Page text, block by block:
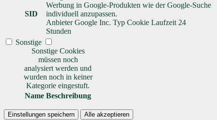
SID
Werbung in Google-Produkten wie der Google-Suche
individuell anzupassen.
Anbieter Google Inc. Typ Cookie Laufzeit 24
Stunden
Sonstige
Sonstige Cookies
müssen noch
analysiert werden und
wurden noch in keiner
Kategorie eingestuft.
Name Beschreibung
Einstellungen speichern Alle akzeptieren